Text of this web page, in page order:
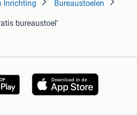
Inrichting Bureaustoelen
bureaustoel'